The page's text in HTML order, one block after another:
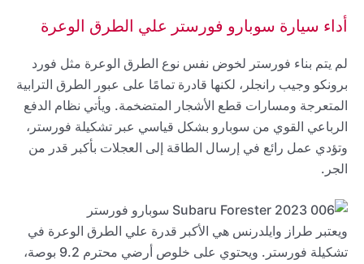
أداء سيارة سوبارو فورستر علي الطرق الوعرة
لم يتم بناء فورستر لخوض نفس نوع الطرق الوعرة مثل فورد
برونكو وجيب رانجلر، لكنها قادرة تمامًا على عبور الطرق الترابية
المتعرجة ومسارات قطع الأشجار المتضخمة. ويأتي نظام الدفع
الرباعي القوي من سوبارو بشكل قياسي عبر تشكيلة فورستر،
وتؤدي عمل رائع في إرسال الطاقة إلى العجلات بأكبر قدر من
الجر.
ويعتبر طراز وايلدرنس هي الأكبر قدرة علي الطرق الوعرة في
تشكيلة فورستر. ويحتوي على خلوص أرضي محترم 9.2 بوصة،